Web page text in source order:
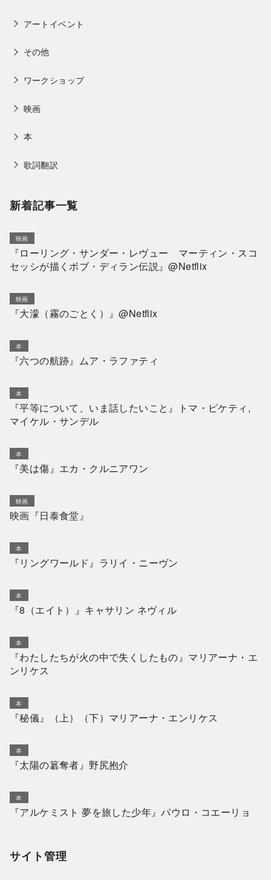
アートイベント
その他
ワークショップ
映画
本
歌詞翻訳
新着記事一覧
映画
『ローリング・サンダー・レヴュー マーティン・スコ
セッシが描くボブ・ディラン伝説』@Netflix
映画
『大濛（霧のごとく）』@Netflix
本
『六つの航跡』ムア・ラファティ
本
『平等について、いま話したいこと』トマ・ピケティ,
マイケル・サンデル
本
『美は傷』エカ・クルニアワン
映画
映画『日泰食堂』
本
『リングワールド』ラリイ・ニーヴン
本
『8（エイト）』キャサリン ネヴィル
本
『わたしたちが火の中で失くしたもの』マリアーナ・エ
ンリケス
本
『秘儀』（上）（下）マリアーナ・エンリケス
本
『太陽の簒奪者』野尻抱介
本
『アルケミスト 夢を旅した少年』パウロ・コエーリョ
サイト管理